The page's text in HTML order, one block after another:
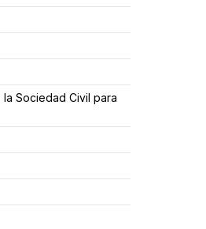
Sociedad Civil para